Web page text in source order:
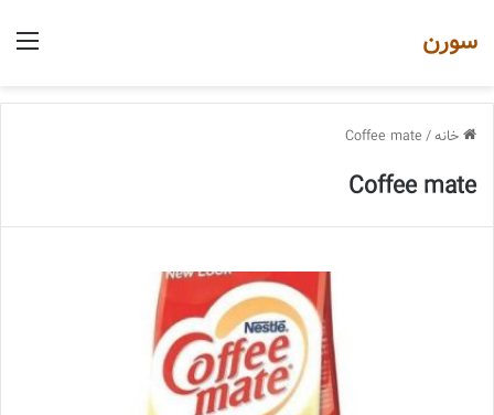
سورن
خانه/
Coffee mate
Coffee mate